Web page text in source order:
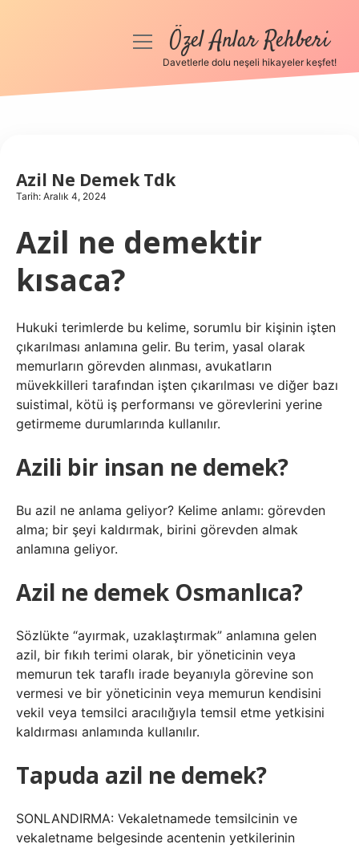
Anasayfa
Hakkımızda
menüyüÖzel Anlar Rehberi
Davetlerle dolu neşeli hikayeler keşfet!
Azil Ne Demek Tdk
Tarih: Aralık 4, 2024
Azil ne demektir
kısaca?
Hukuki terimlerde bu kelime, sorumlu bir kişinin işten
çıkarılması anlamına gelir. Bu terim, yasal olarak
memurların görevden alınması, avukatların
müvekkilleri tarafından işten çıkarılması ve diğer bazı
suistimal, kötü iş performansı ve görevlerini yerine
getirmeme durumlarında kullanılır.
Azili bir insan ne demek?
Bu azil ne anlama geliyor? Kelime anlamı: görevden
alma; bir şeyi kaldırmak, birini görevden almak
anlamına geliyor.
Azil ne demek Osmanlıca?
Sözlükte “ayırmak, uzaklaştırmak” anlamına gelen
azil, bir fıkıh terimi olarak, bir yöneticinin veya
memurun tek taraflı irade beyanıyla görevine son
vermesi ve bir yöneticinin veya memurun kendisini
vekil veya temsilci aracılığıyla temsil etme yetkisini
kaldırması anlamında kullanılır.
Tapuda azil ne demek?
SONLANDIRMA: Vekaletnamede temsilcinin ve
vekaletname belgesinde acentenin yetkilerinin